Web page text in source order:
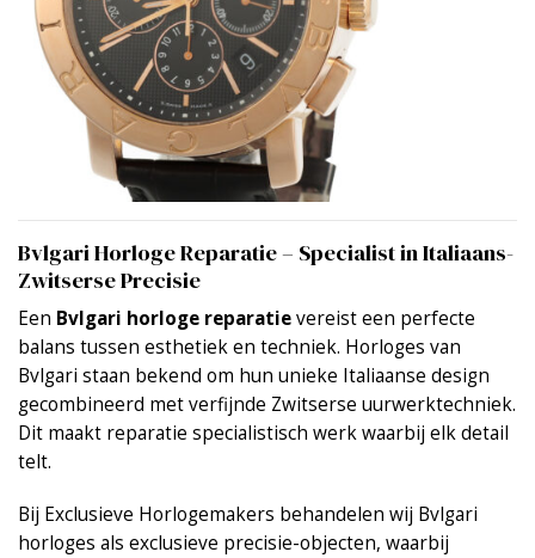
Bvlgari Horloge Reparatie – Specialist in Italiaans-
Zwitserse Precisie
Een Bvlgari horloge reparatievereist een perfecte
balans tussen esthetiek en techniek. Horloges van
Bvlgari staan bekend om hun unieke Italiaanse design
gecombineerd met verfijnde Zwitserse uurwerktechniek.
Dit maakt reparatie specialistisch werk waarbij elk detail
telt.
Bij Exclusieve Horlogemakers behandelen wij Bvlgari
horloges als exclusieve precisie-objecten, waarbij